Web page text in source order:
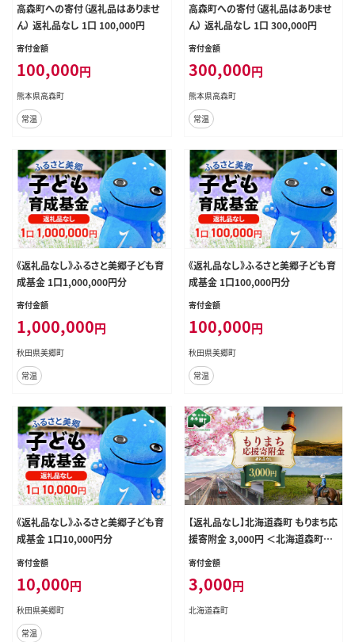
高森町への寄付（返礼品はありませ
ん） 返礼品なし 1口 100,000円
寄付金額
100,000円
熊本県高森町
常温
高森町への寄付（返礼品はありませ
ん） 返礼品なし 1口 300,000円
寄付金額
300,000円
熊本県高森町
常温
《返礼品なし》ふるさと美郷子ども育
成基金 1口1,000,000円分
寄付金額
1,000,000円
秋田県美郷町
常温
《返礼品なし》ふるさと美郷子ども育
成基金 1口100,000円分
寄付金額
100,000円
秋田県美郷町
常温
《返礼品なし》ふるさと美郷子ども育
成基金 1口10,000円分
寄付金額
10,000円
秋田県美郷町
常温
【返礼品なし】北海道森町 もりまち応
援寄附金 3,000円 ＜北海道森町＞
北海道 森町 mr1-0264
寄付金額
3,000円
北海道森町